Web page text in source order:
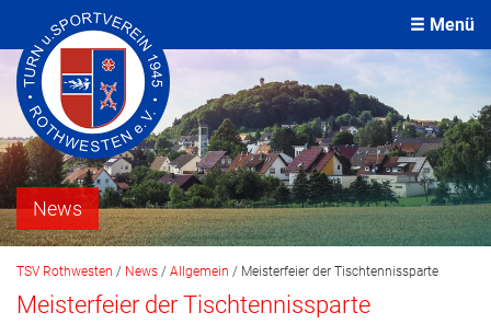
Menü
News
TSV Rothwesten / News / Allgemein / Meisterfeier der Tischtennissparte
Meisterfeier der Tischtennissparte